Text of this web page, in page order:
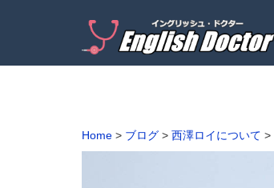
Home > ブログ > 西澤ロイについて >